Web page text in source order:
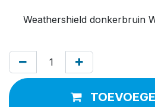
Weathershield donkerbruin